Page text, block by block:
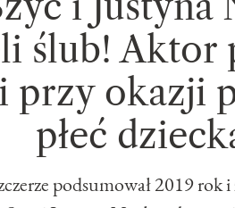
ślub! Aktor
przy okazji
płeć
podsumował 2019 rok i